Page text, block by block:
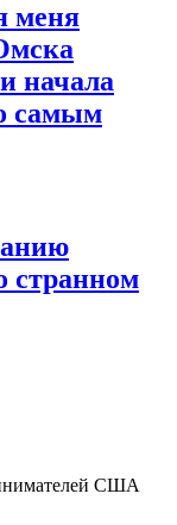
меня
начала
самым
странном
США